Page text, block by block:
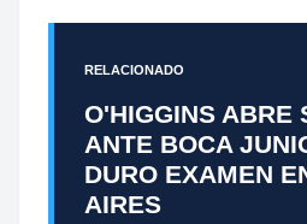
RELACIONADO
O'HIGGINS ABRE
ANTE BOCA
DURO EXAMEN
AIRES